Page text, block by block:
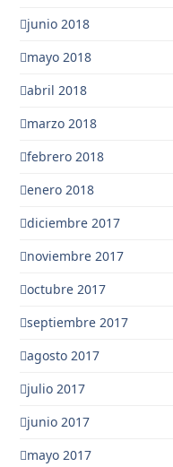
junio 2018
mayo 2018
abril 2018
marzo 2018
febrero 2018
enero 2018
diciembre 2017
noviembre 2017
octubre 2017
septiembre 2017
agosto 2017
julio 2017
junio 2017
mayo 2017